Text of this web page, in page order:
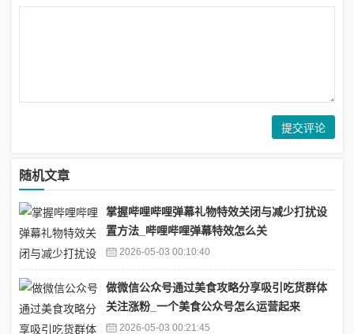
随机文章
掌握哔哩哔哩弹幕礼物特效关闭与减少打扰设
置方法_哔哩哔哩弹幕特效怎么关
2026-05-03 00:10:40
做微信公众号通过美食攻略分享吸引吃货群体
关注涨粉_一个美食公众号怎么运营起来
2026-05-03 00:21:45